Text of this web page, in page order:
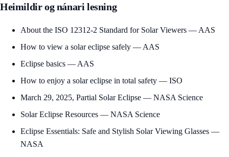
Heimildir og nánari lesning
About the ISO 12312-2 Standard for Solar Viewers — AAS
How to view a solar eclipse safely — AAS
Eclipse basics — AAS
How to enjoy a solar eclipse in total safety — ISO
March 29, 2025, Partial Solar Eclipse — NASA Science
Solar Eclipse Resources — NASA Science
Eclipse Essentials: Safe and Stylish Solar Viewing Glasses —
NASA